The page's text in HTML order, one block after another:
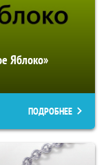
Яблоко»
ПОДРОБНЕЕ